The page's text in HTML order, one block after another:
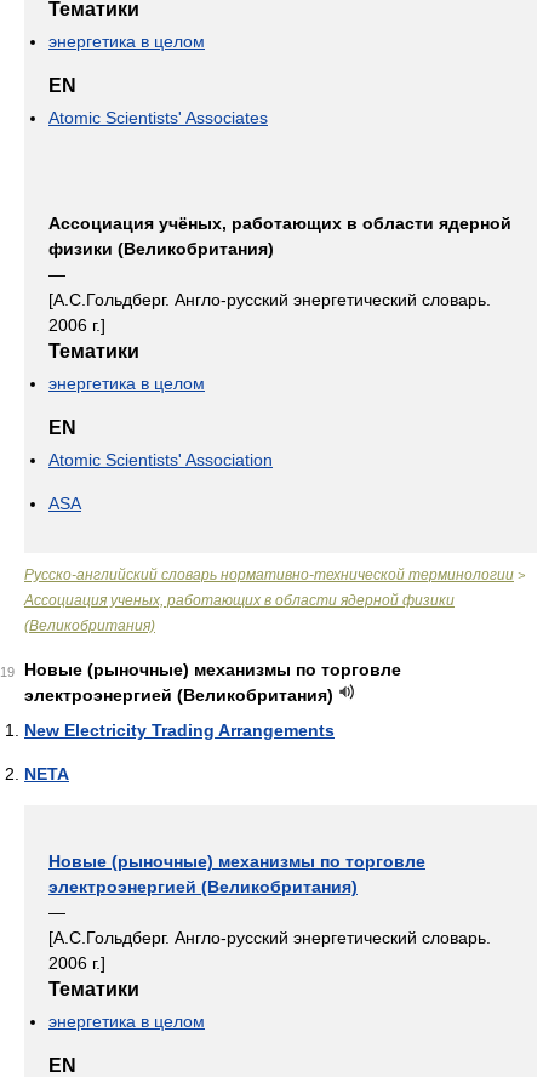
Тематики
энергетика в целом
EN
Atomic Scientists' Associates
Ассоциация учёных, работающих в области ядерной
физики (Великобритания)
—
[А.С.Гольдберг. Англо-русский энергетический словарь.
2006 г.]
Тематики
энергетика в целом
EN
Atomic Scientists' Association
ASA
Русско-английский словарь нормативно-технической терминологии >
Ассоциация ученых, работающих в области ядерной физики
(Великобритания)
19
Новые (рыночные) механизмы по торговле
электроэнергией (Великобритания)
New Electricity Trading Arrangements
NETA
Новые (рыночные) механизмы по торговле
электроэнергией (Великобритания)
—
[А.С.Гольдберг. Англо-русский энергетический словарь.
2006 г.]
Тематики
энергетика в целом
EN